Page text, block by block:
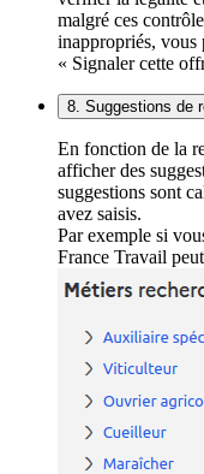
malgré ces
inappropriés, vous
« Signaler cette
8. Suggestions de
En fonction de la
afficher des
suggestions sont
avez saisis.
Par exemple si
France Travail